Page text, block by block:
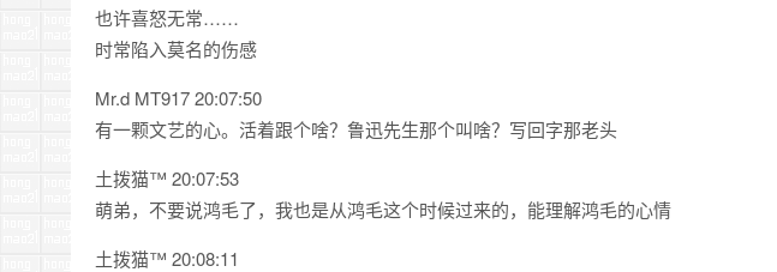
也许喜怒无常……
时常陷入莫名的伤感
Mr.d MT917 20:07:50
有一颗文艺的心。活着跟个啥？鲁迅先生那个叫啥？写回字那老头
土拨猫™ 20:07:53
萌弟，不要说鸿毛了，我也是从鸿毛这个时候过来的，能理解鸿毛的心情
土拨猫™ 20:08:11